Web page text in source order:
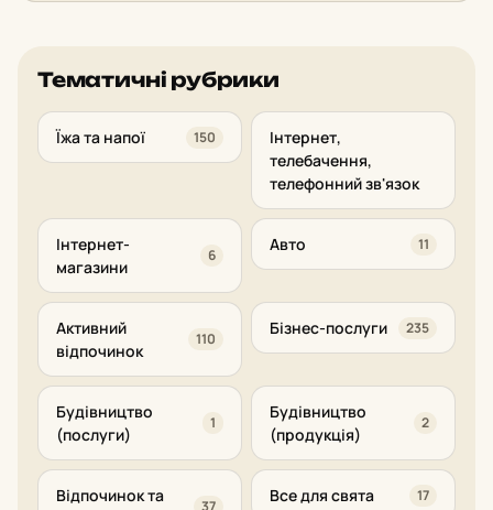
Тематичні рубрики
Їжа та напої 150
Інтернет,
телебачення,
телефонний зв'язок
Інтернет-
магазини
6
Авто 11
Активний
відпочинок
110
Бізнес-послуги 235
Будівництво
(послуги)
1
Будівництво
(продукція)
2
Відпочинок та
37
Все для свята 17